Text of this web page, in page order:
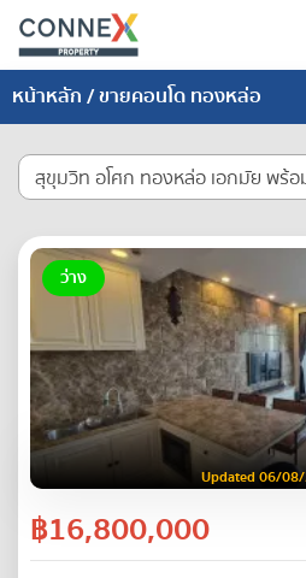
หน้าหลัก/ ขายคอนโด ทองหล่อ
ว่าง
Updated 06/
฿16,800,000